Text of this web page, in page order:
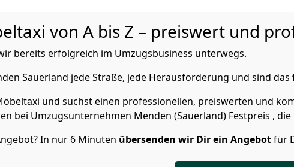
von A bis Z – preiswert und
bereits erfolgreich im Umzugsbusiness unterwegs.
Sauerland jede Straße, jede Herausforderung und sind das
und suchst einen professionellen, preiswerten und
bei Umzugsunternehmen Menden (Sauerland) Festpreis ,
In nur 6 Minuten übersenden wir Dir ein Angebotfür